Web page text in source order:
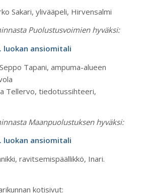
Sakari, ylivääpeli, Hirvensalmi
Puolustusvoimien hyväksi:
luokan ansiomitali
Tapani, ampuma-alueen
Tellervo, tiedotussihteeri,
Maanpuolustuksen hyväksi:
luokan ansiomitali
ravitsemispäällikkö, Inari.
kotisivut: